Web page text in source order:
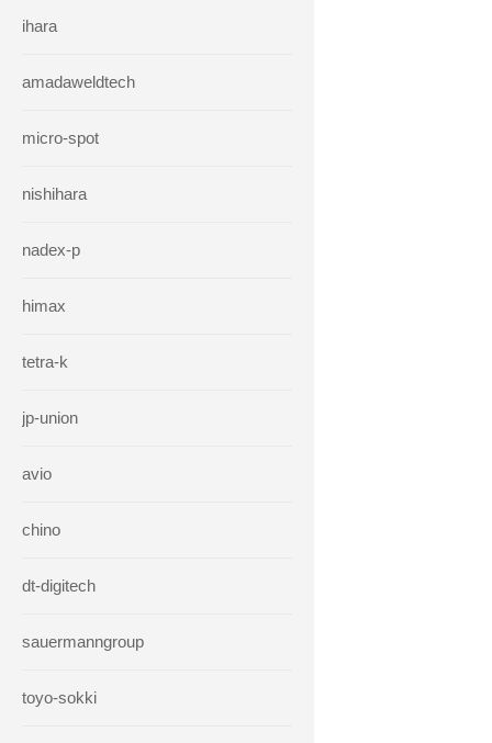
ihara
amadaweldtech
micro-spot
nishihara
nadex-p
himax
tetra-k
jp-union
avio
chino
dt-digitech
sauermanngroup
toyo-sokki